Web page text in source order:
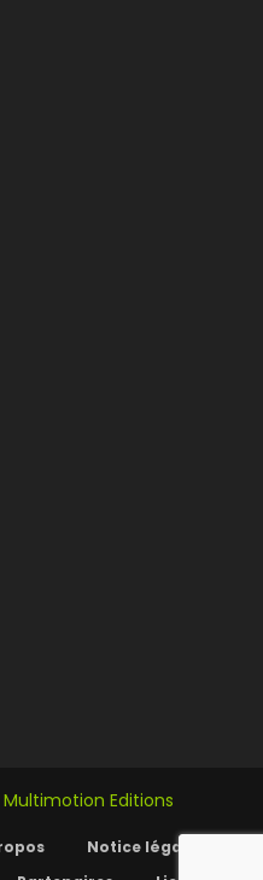
Multimotion Editions
Notice légale